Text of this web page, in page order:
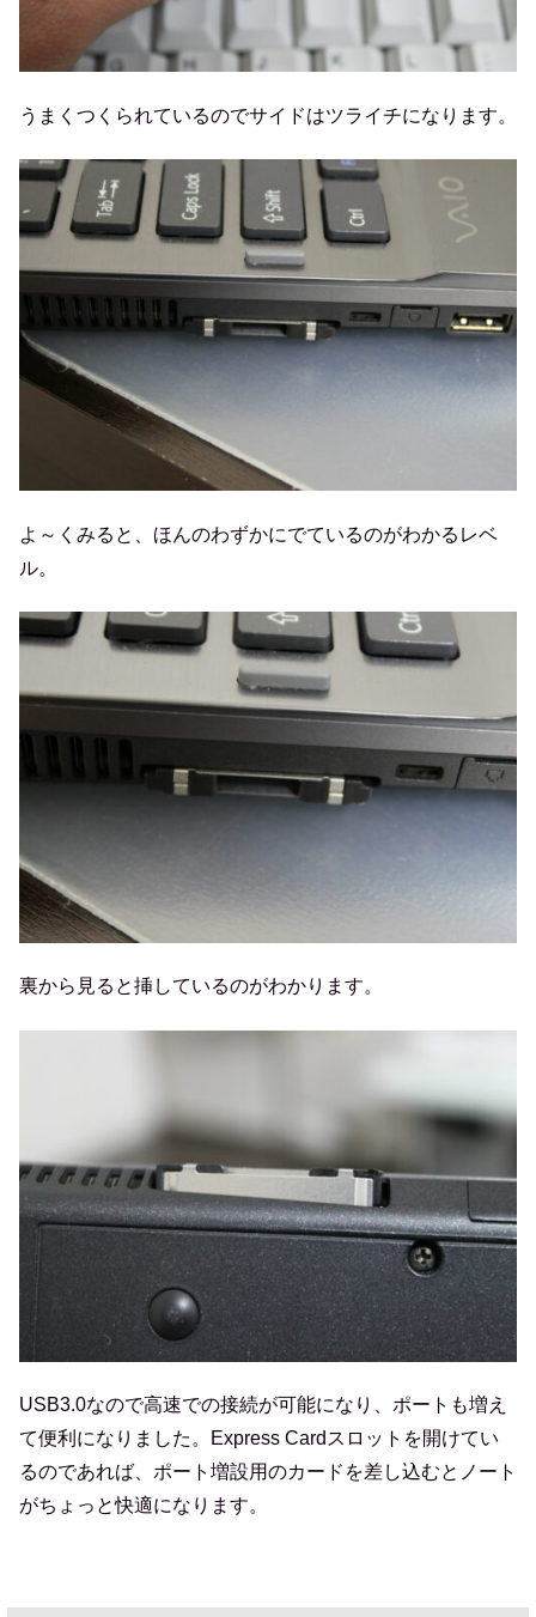
うまくつくられているのでサイドはツライチになります。
よ～くみると、ほんのわずかにでているのがわかるレベ
ル。
裏から見ると挿しているのがわかります。
USB3.0なので高速での接続が可能になり、ポートも増え
て便利になりました。Express Cardスロットを開けてい
るのであれば、ポート増設用のカードを差し込むとノート
がちょっと快適になります。